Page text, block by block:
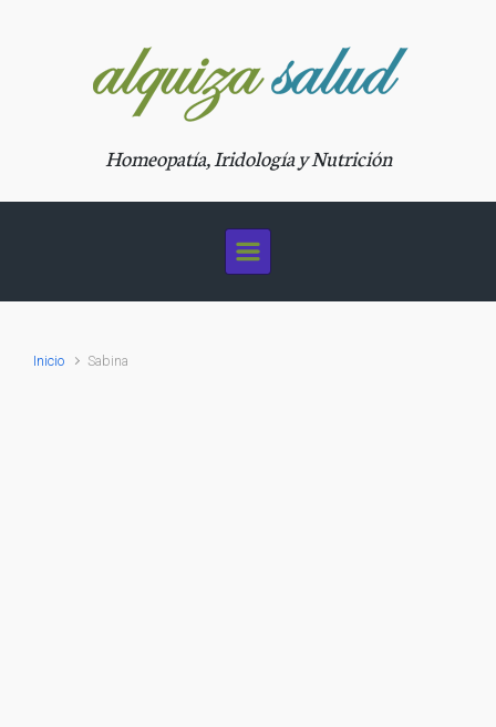
Homeopatía, Iridología y Nutrición
Inicio Sabina